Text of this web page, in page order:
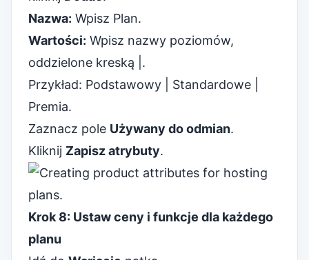
Nazwa: Wpisz Plan.
Wartości: Wpisz nazwy poziomów,
oddzielone kreską |.
Przykład: Podstawowy | Standardowe |
Premia.
Zaznacz pole Używany do odmian.
Kliknij Zapisz atrybuty.
Krok 8: Ustaw ceny i funkcje dla każdego
planu